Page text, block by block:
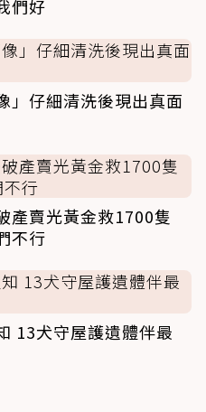
們好
」仔細清洗後現出真面
產賣光黃金救1700隻
不行
13犬守屋護遺體伴最